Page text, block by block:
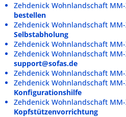
Zehdenick Wohnlandschaft MM-
bestellen
Zehdenick Wohnlandschaft MM-
Selbstabholung
Zehdenick Wohnlandschaft MM-
Zehdenick Wohnlandschaft MM-
support@sofas.de
Zehdenick Wohnlandschaft MM-
Zehdenick Wohnlandschaft MM-
Konfigurationshilfe
Zehdenick Wohnlandschaft MM-
Kopfstützenvorrichtung